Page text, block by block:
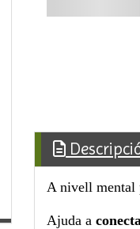
A nivell
Ajuda a